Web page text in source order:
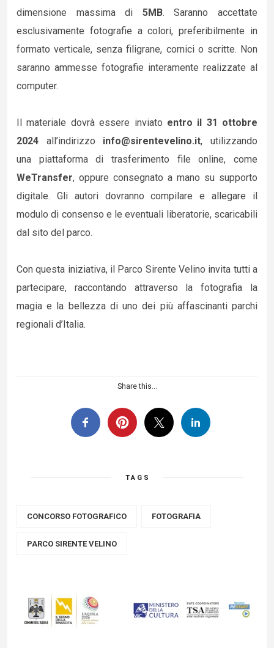
dimensione massima di 5MB. Saranno accettate
esclusivamente fotografie a colori, preferibilmente in
formato verticale, senza filigrane, cornici o scritte. Non
saranno ammesse fotografie interamente realizzate al
computer.
Il materiale dovrà essere inviato entro il 31 ottobre
2024 all’indirizzo info@sirentevelino.it, utilizzando
una piattaforma di trasferimento file online, come
WeTransfer, oppure consegnato a mano su supporto
digitale. Gli autori dovranno compilare e allegare il
modulo di consenso e le eventuali liberatorie, scaricabili
dal sito del parco.
Con questa iniziativa, il Parco Sirente Velino invita tutti a
partecipare, raccontando attraverso la fotografia la
magia e la bellezza di uno dei più affascinanti parchi
regionali d’Italia.
Share this...
TAGS
CONCORSO FOTOGRAFICO FOTOGRAFIA
PARCO SIRENTE VELINO